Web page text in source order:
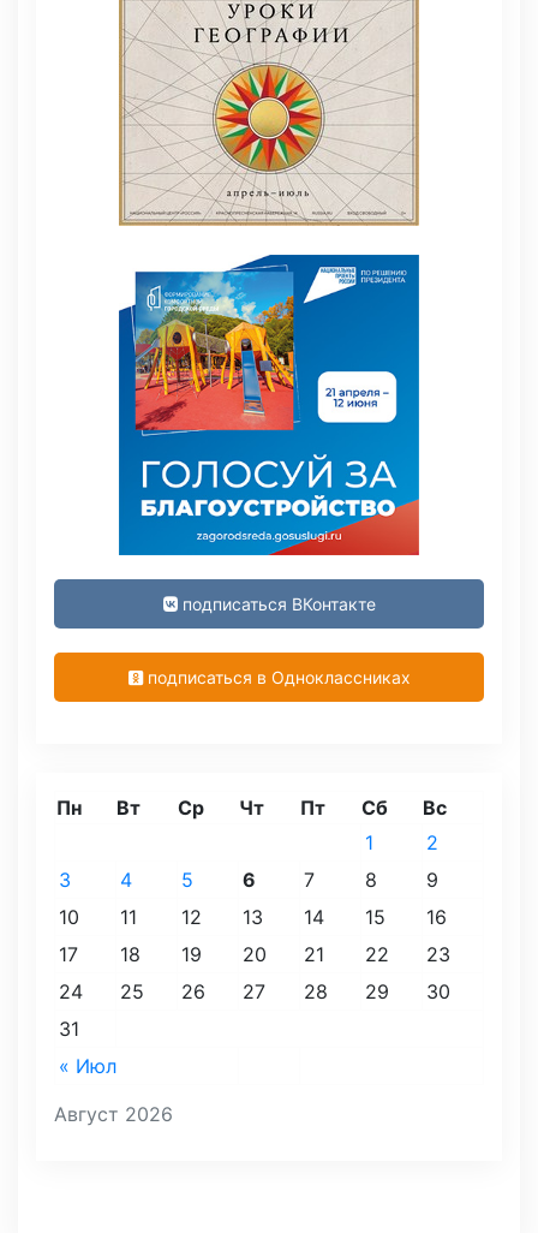
подписаться ВКонтакте
подписаться в Одноклассниках
Август 2026
Пн Вт Ср Чт Пт Сб Вс
« Июл
1
2
3
4 5 6 7 8
9
10
11 12 13 14 15
16
17
18 19 20 21 22
23
24
25 26 27 28 29
30
31